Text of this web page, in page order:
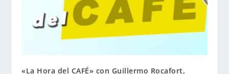
«La Hora del CAFÉ» con Guillermo Rocafort,